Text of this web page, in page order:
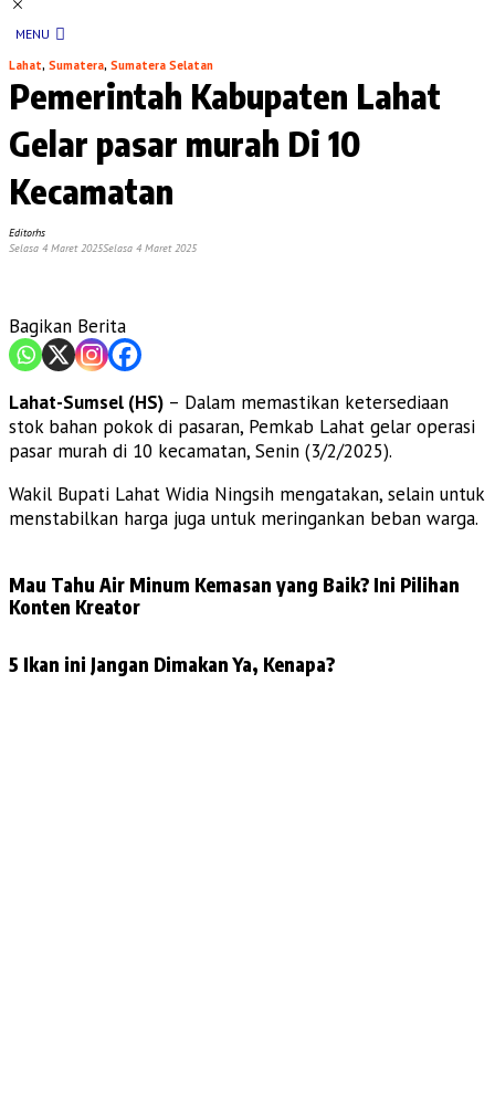
MENU
Lahat, Sumatera, Sumatera Selatan
Pemerintah Kabupaten Lahat
Gelar pasar murah Di 10
Kecamatan
Editorhs
Selasa 4 Maret 2025Selasa 4 Maret 2025
Bagikan Berita
Lahat-Sumsel (HS) – Dalam memastikan ketersediaan
stok bahan pokok di pasaran, Pemkab Lahat gelar operasi
pasar murah di 10 kecamatan, Senin (3/2/2025).
Wakil Bupati Lahat Widia Ningsih mengatakan, selain untuk
menstabilkan harga juga untuk meringankan beban warga.
Mau Tahu Air Minum Kemasan yang Baik? Ini Pilihan
Konten Kreator
5 Ikan ini Jangan Dimakan Ya, Kenapa?